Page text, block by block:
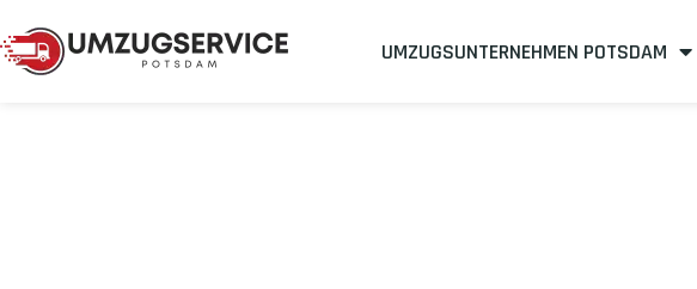
UMZUGSUNTERNEHMEN POTSDAM